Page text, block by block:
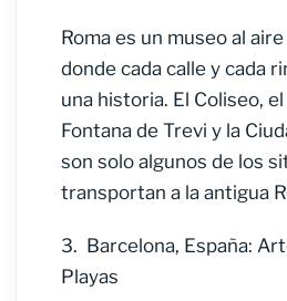
Roma es un museo al
donde cada calle y cada
una historia. El Coliseo,
Fontana de Trevi y la
son solo algunos de los
transportan a la antigua
3. Barcelona, España:
Playas